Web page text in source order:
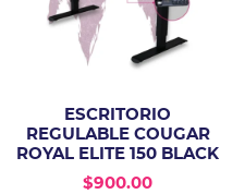
ESCRITORIO
REGULABLE COUGAR
ROYAL ELITE 150 BLACK
$900.00